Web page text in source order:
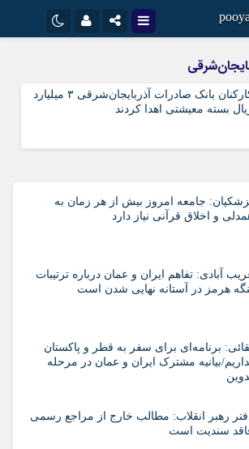
ایتا
اپلیکیشن
کارکنان بانک صادرات آذربایجان‌شرقی ۳ میلیارد
بسته معیشتی اهدا کردند
جامعه امروز بیش از هر زمان به
و اخلاق قرآنی نیاز دارد
آبادی: تفاهم ایران و عمان درباره ترتیبات
هرمز در آستانه نهایی شدن است
برنامه‌ای برای سفر به قطر و پاکستان
بیانیه مشترک ایران و عمان در مرحله
رهبر انقلاب: مطالب خارج از مراجع رسمی
سندیت است